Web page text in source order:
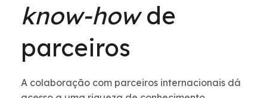
know-howde
parceiros
A colaboração com parceiros internacionais dá